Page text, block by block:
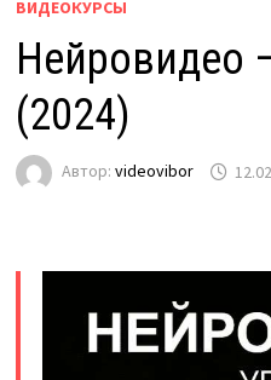
ВИДЕОКУРСЫ
Нейровидео
(2024)
Автор: videovibor